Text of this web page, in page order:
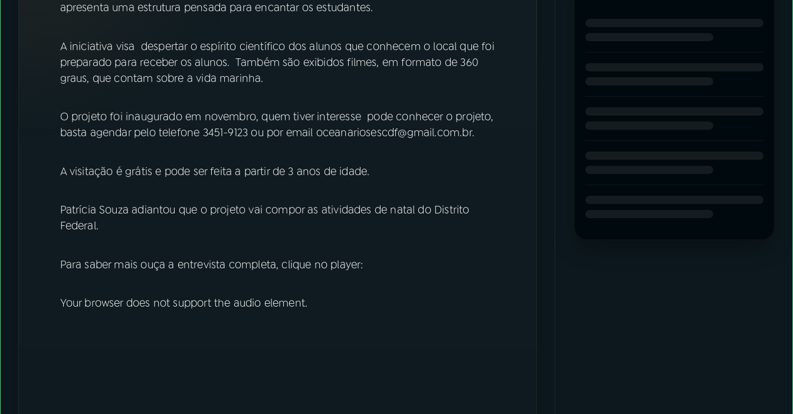
Instagram X
apresenta uma estrutura pensada para encantar os estudantes.
A iniciativa visa despertar o espírito científico dos alunos que conhecem o local que foi
preparado para receber os alunos. Também são exibidos filmes, em formato de 360
graus, que contam sobre a vida marinha.
O projeto foi inaugurado em novembro, quem tiver interesse pode conhecer o projeto,
basta agendar pelo telefone 3451-9123 ou por email oceanariosescdf@gmail.com.br.
A visitação é grátis e pode ser feita a partir de 3 anos de idade.
Patrícia Souza adiantou que o projeto vai compor as atividades de natal do Distrito
Federal.
Para saber mais ouça a entrevista completa, clique no player:
Your browser does not support the audio element.